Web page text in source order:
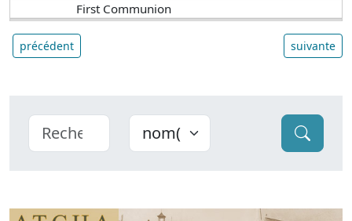
First Communion
précédent suivante